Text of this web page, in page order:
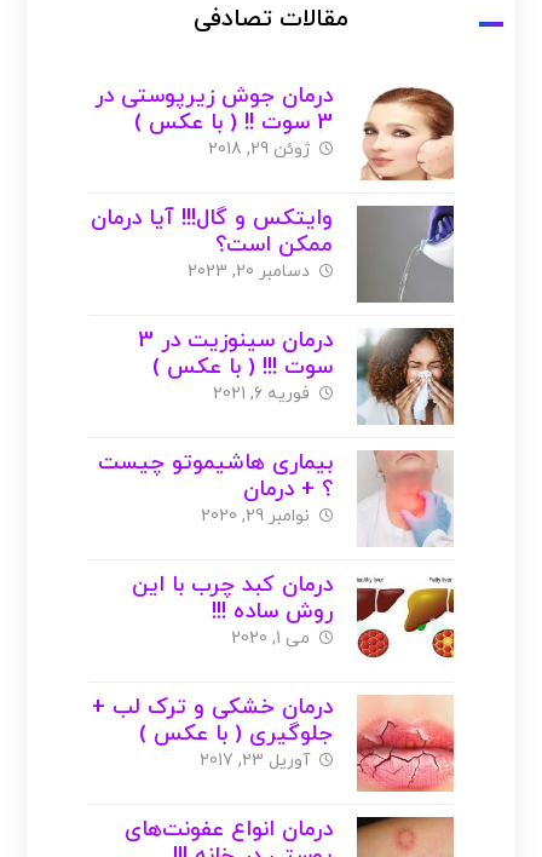
مقالات تصادفی
درمان جوش زیرپوستی در
3 سوت !! ( با عکس )
ژوئن 29, 2018
وایتکس و گال!!! آیا درمان
ممکن است؟
دسامبر 20, 2023
درمان سینوزیت در 3
سوت !!! ( با عکس )
فوریه 6, 2021
بیماری هاشیموتو چیست
؟ + درمان
نوامبر 29, 2020
درمان کبد چرب با این
روش ساده !!!
می 1, 2020
درمان خشکی و ترک لب +
جلوگیری ( با عکس )
آوریل 23, 2017
درمان انواع عفونت‌های